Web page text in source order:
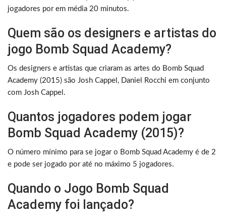
jogadores por em média 20 minutos.
Quem são os designers e artistas do
jogo Bomb Squad Academy?
Os designers e artistas que criaram as artes do Bomb Squad
Academy (2015) são Josh Cappel, Daniel Rocchi em conjunto
com Josh Cappel.
Quantos jogadores podem jogar
Bomb Squad Academy (2015)?
O número mínimo para se jogar o Bomb Squad Academy é de 2
e pode ser jogado por até no máximo 5 jogadores.
Quando o Jogo Bomb Squad
Academy foi lançado?